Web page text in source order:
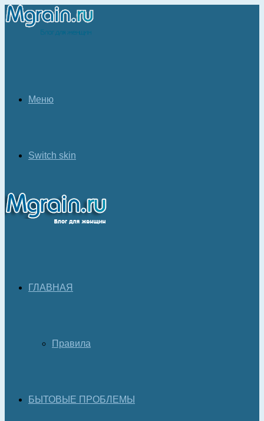
Меню
Switch skin
ГЛАВНАЯ
Правила
БЫТОВЫЕ ПРОБЛЕМЫ